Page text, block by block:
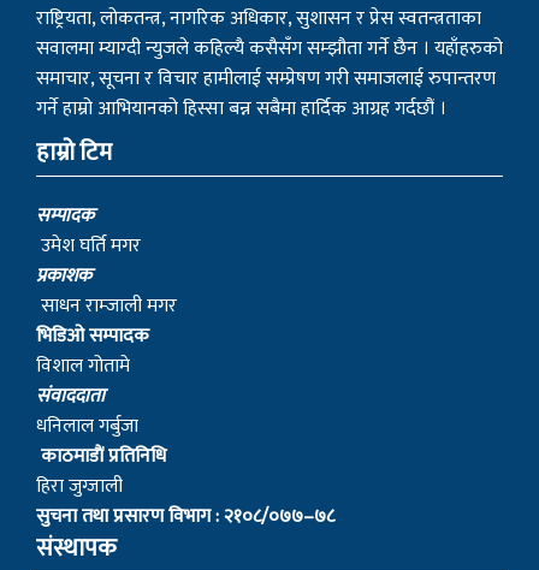
राष्ट्रियता, लोकतन्त्र, नागरिक अधिकार, सुशासन र प्रेस स्वतन्त्रताका
सवालमा म्याग्दी न्युजले कहिल्यै कसैसँग सम्झौता गर्ने छैन । यहाँहरुको
समाचार, सूचना र विचार हामीलाई सम्प्रेषण गरी समाजलाई रुपान्तरण
गर्ने हाम्रो आभियानको हिस्सा बन्न सबैमा हार्दिक आग्रह गर्दछौं ।
हाम्रो टिम
सम्पादक
उमेश घर्ति मगर
प्रकाशक
साधन राम्जाली मगर
भिडिओ सम्पादक
विशाल गोतामे
स‌ंवाददाता
धनिलाल गर्बुजा
काठमाडाैं प्रतिनिधि
हिरा जुग्जाली
सुचना तथा प्रसारण विभाग : २१०८/०७७–७८
संस्थापक